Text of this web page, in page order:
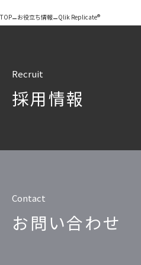
TOP–お役立ち情報–Qlik Replicate®
Recruit
採用情報
Contact
お問い合わせ